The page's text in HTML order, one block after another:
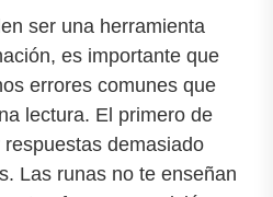
ser una herramienta
es importante que
errores comunes que
lectura. El primero de
demasiado
Las runas no te enseñan